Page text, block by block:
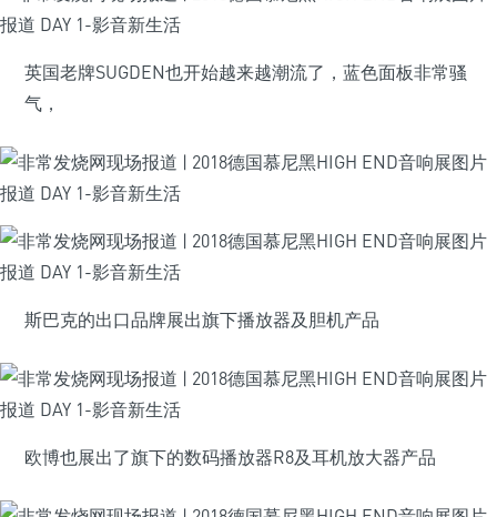
英国老牌SUGDEN也开始越来越潮流了，蓝色面板非常骚
气，
斯巴克的出口品牌展出旗下播放器及胆机产品
欧博也展出了旗下的数码播放器R8及耳机放大器产品